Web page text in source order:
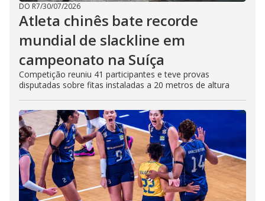
DO R7/30/07/2026
Atleta chinês bate recorde
mundial de slackline em
campeonato na Suíça
Competição reuniu 41 participantes e teve provas
disputadas sobre fitas instaladas a 20 metros de altura